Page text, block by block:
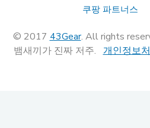
쿠팡 파트너스
© 2017 43Gear. All rights
뱀새끼가 진짜 저주. 개인정보